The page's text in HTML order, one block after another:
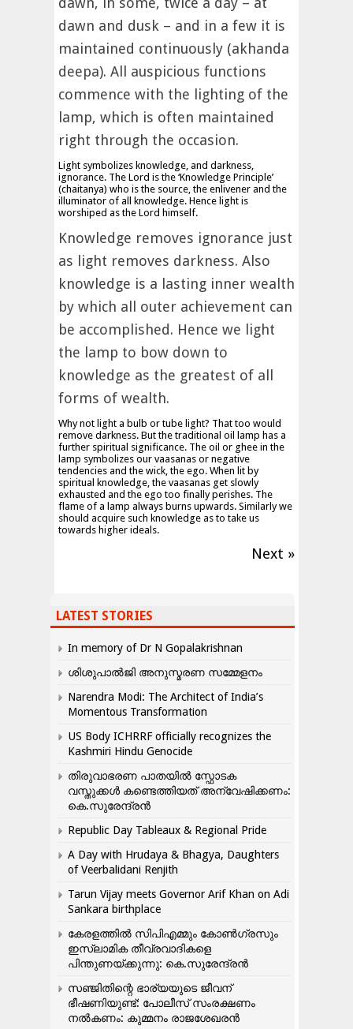
dawn and dusk – and in a few it is
maintained continuously (akhanda
deepa). All auspicious functions
commence with the lighting of the
lamp, which is often maintained
right through the occasion.
Light symbolizes knowledge, and darkness,
ignorance. The Lord is the ‘Knowledge Principle’
(chaitanya) who is the source, the enlivener and the
illuminator of all knowledge. Hence light is
worshiped as the Lord himself.
Knowledge removes ignorance just
as light removes darkness. Also
knowledge is a lasting inner wealth
by which all outer achievement can
be accomplished. Hence we light
the lamp to bow down to
knowledge as the greatest of all
forms of wealth.
Why not light a bulb or tube light? That too would
remove darkness. But the traditional oil lamp has a
further spiritual significance. The oil or ghee in the
lamp symbolizes our vaasanas or negative
tendencies and the wick, the ego. When lit by
spiritual knowledge, the vaasanas get slowly
exhausted and the ego too finally perishes. The
flame of a lamp always burns upwards. Similarly we
should acquire such knowledge as to take us
towards higher ideals.
Next »
LATEST STORIES
In memory of Dr N Gopalakrishnan
ശിശുപാൽജി അനുസ്മരണ സമ്മേളനം
Narendra Modi: The Architect of India’s
Momentous Transformation
US Body ICHRRF officially recognizes the
Kashmiri Hindu Genocide
തിരുവാഭരണ പാതയിൽ സ്ഫോടക
വസ്തുക്കൾ കണ്ടെത്തിയത് അന്വേഷിക്കണം:
കെ.സുരേന്ദ്രൻ
Republic Day Tableaux & Regional Pride
A Day with Hrudaya & Bhagya, Daughters
of Veerbalidani Renjith
Tarun Vijay meets Governor Arif Khan on Adi
Sankara birthplace
കേരളത്തിൽ സിപിഎമ്മും കോൺ​ഗ്രസും
ഇസ്ലാമിക തീവ്രവാദികളെ
പിന്തുണയ്ക്കുന്നു: കെ.സുരേന്ദ്രൻ
സഞ്ജിതിന്റെ ഭാര്യയുടെ ജീവന്
ഭീഷണിയുണ്ട്: പോലീസ് സംരക്ഷണം
നൽകണം: കുമ്മനം രാജശേഖരൻ